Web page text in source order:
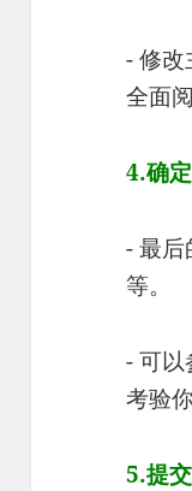
- 修
全面
4.确
- 最
等。
- 可
考验
5.提